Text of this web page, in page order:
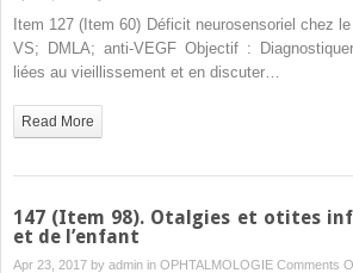
Item 127 (Item 60) Déficit neurosensoriel chez
VS; DMLA; anti-VEGF Objectif :
liées au vieillissement et en discuter…
Read More
147 (Item 98). Otalgies et otites
et de l’enfant
Apr 23, 2017 by admin in OPHTALMOLOGIE Comments